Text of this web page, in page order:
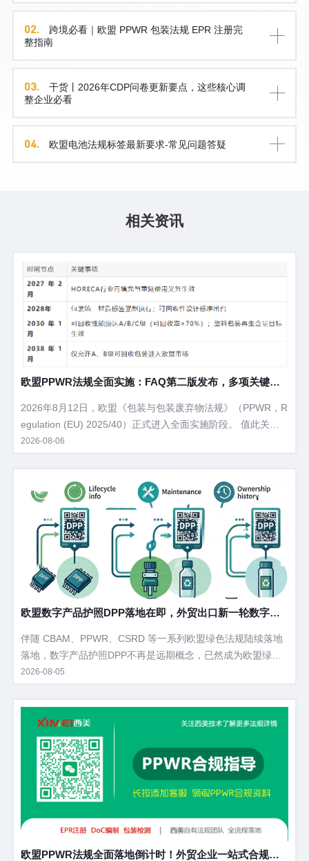
02.
跨境必看｜欧盟 PPWR 包装法规 EPR 注册完
整指南
03.
干货丨2026年CDP问卷更新要点，这些核心调
整企业必看
04. 欧盟电池法规标签最新要求-常见问题答疑
相关资讯
欧盟PPWR法规全面实施：FAQ第二版发布，多项关键问
2026年8月12日，欧盟《包装与包装废弃物法规》（PPWR，R
egulation (EU) 2025/40）正式进入全面实施阶段。 值此关键
节点，欧盟委员会于2026年7月31日发布了PPWR答疑文件（F
操问题。
2026-08-06
欧盟数字产品护照DPP落地在即，外贸出口新一轮数字化
伴随 CBAM、PPWR、CSRD 等一系列欧盟绿色法规陆续落地
落地，数字产品护照DPP不再是远期概念，已然成为欧盟绿色
贸易的底层基础工具。 从碳边境关税核算、包装合规溯源，到
数据。当下大量外贸企业对DPP认知模糊，不清楚落地节点、
硬性要求与落地路径，本文拆解DPP核心定义、立法进度、管
控范围、企业刚需痛点以及落地筹备方案。
2026-08-05
欧盟PPWR法规全面落地倒计时！外贸企业一站式合规操